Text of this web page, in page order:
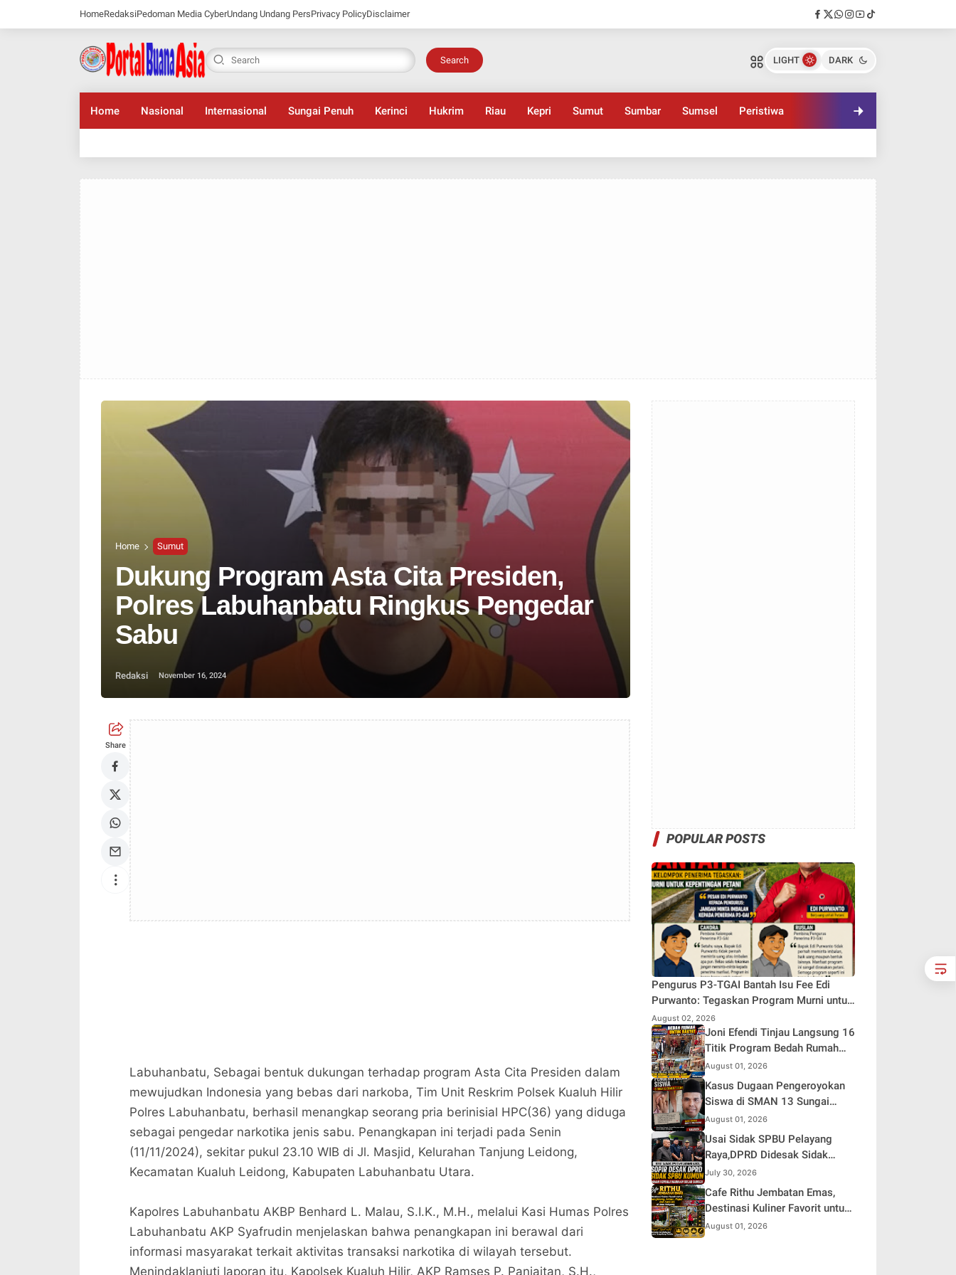
HomeRedaksiPedoman Media CyberUndang Undang PersPrivacy PolicyDisclaimer
Search LIGHT DARK
Home Nasional Internasional Sungai Penuh Kerinci Hukrim Riau Kepri Sumut Sumbar Sumsel Peristiwa
Home Sumut
Dukung Program Asta Cita Presiden,
Polres Labuhanbatu Ringkus Pengedar
Sabu
Redaksi November 16, 2024
Share
Labuhanbatu, Sebagai bentuk dukungan terhadap program Asta Cita Presiden dalam
mewujudkan Indonesia yang bebas dari narkoba, Tim Unit Reskrim Polsek Kualuh Hilir
Polres Labuhanbatu, berhasil menangkap seorang pria berinisial HPC(36) yang diduga
sebagai pengedar narkotika jenis sabu. Penangkapan ini terjadi pada Senin
(11/11/2024), sekitar pukul 23.10 WIB di Jl. Masjid, Kelurahan Tanjung Leidong,
Kecamatan Kualuh Leidong, Kabupaten Labuhanbatu Utara.
Kapolres Labuhanbatu AKBP Benhard L. Malau, S.I.K., M.H., melalui Kasi Humas Polres
Labuhanbatu AKP Syafrudin menjelaskan bahwa penangkapan ini berawal dari
informasi masyarakat terkait aktivitas transaksi narkotika di wilayah tersebut.
Menindaklanjuti laporan itu, Kapolsek Kualuh Hilir, AKP Ramses P. Panjaitan, S.H.,
POPULAR POSTS
Pengurus P3-TGAI Bantah Isu Fee Edi
Purwanto: Tegaskan Program Murni untuk
Kepentingan Petani
August 02, 2026
Joni Efendi Tinjau Langsung 16
Titik Program Bedah Rumah
Aspirasi DPR RI Dr. H. Edi
Purwanto di Kecamatan
Gunung Kerinci
August 01, 2026
Kasus Dugaan Pengeroyokan
Siswa di SMAN 13 Sungai
Tutung, Keluarga Pertanyakan
Tanggung Jawab Kepsek
August 01, 2026
Usai Sidak SPBU Pelayang
Raya,DPRD Didesak Sidak
SPBU Kumun Diduga Rawan
Penyalahgunaan Solar Subsidi
July 30, 2026
Cafe Rithu Jembatan Emas,
Destinasi Kuliner Favorit untuk
Nongkrong, Arisan, Rapat, dan
Karaoke di Desa Pelayang
August 01, 2026